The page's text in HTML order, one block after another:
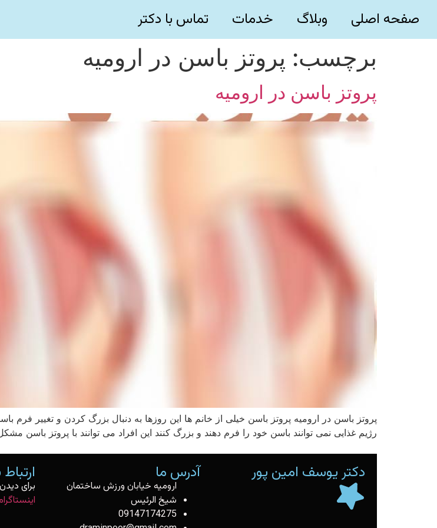
صفحه اصلی وبلاگ خدمات تماس با دکتر
برچسب: پروتز باسن در ارومیه
پروتز باسن در ارومیه
پروتز باسن در ارومیه پروتز باسن خیلی از خانم ها این روزها به دنبال بزرگ کردن و تغییر
رژیم غذایی نمی توانند باسن خود را فرم دهند و بزرگ کنند این افراد می توانند با پروتز باسن
دکتر یوسف امین پور آدرس ما
ارومیه خیابان ورزش ساختمان
شیخ الرئیس
09147174275
ارتباط
برای